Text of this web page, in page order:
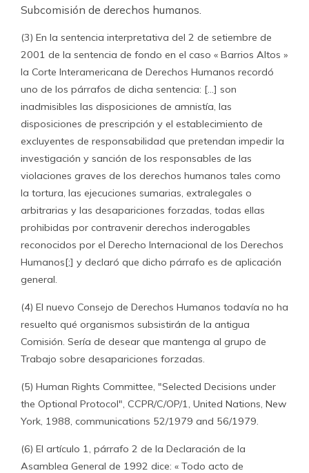
Subcomisión de derechos humanos.
(3) En la sentencia interpretativa del 2 de setiembre de
2001 de la sentencia de fondo en el caso « Barrios Altos »
la Corte Interamericana de Derechos Humanos recordó
uno de los párrafos de dicha sentencia: […] son
inadmisibles las disposiciones de amnistía, las
disposiciones de prescripción y el establecimiento de
excluyentes de responsabilidad que pretendan impedir la
investigación y sanción de los responsables de las
violaciones graves de los derechos humanos tales como
la tortura, las ejecuciones sumarias, extralegales o
arbitrarias y las desapariciones forzadas, todas ellas
prohibidas por contravenir derechos inderogables
reconocidos por el Derecho Internacional de los Derechos
Humanos[;] y declaró que dicho párrafo es de aplicación
general.
(4) El nuevo Consejo de Derechos Humanos todavía no ha
resuelto qué organismos subsistirán de la antigua
Comisión. Sería de desear que mantenga al grupo de
Trabajo sobre desapariciones forzadas.
(5) Human Rights Committee, "Selected Decisions under
the Optional Protocol", CCPR/C/OP/1, United Nations, New
York, 1988, communications 52/1979 and 56/1979.
(6) El artículo 1, párrafo 2 de la Declaración de la
Asamblea General de 1992 dice: « Todo acto de